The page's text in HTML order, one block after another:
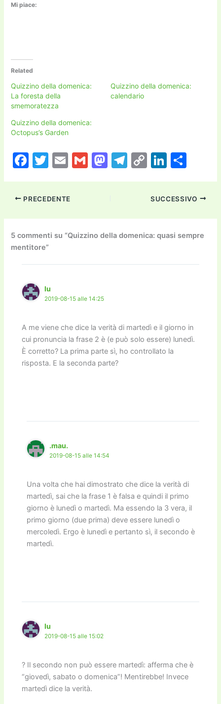
Mi piace:
Related
Quizzino della domenica:
La foresta della
smemoratezza
Quizzino della domenica:
calendario
Quizzino della domenica:
Octopus’s Garden
F
c
e
b
o
o
k
T
itt
er
E
ai
l
G
M
d
o
T
a
m
C
p
y
Li
n
Li
k
e
dI
n
n
di
vi
di
PRECEDENTE SUCCESSIVO
5 commenti su “Quizzino della domenica: quasi sempre
mentitore”
lu
2019-08-15 alle 14:25
A me viene che dice la verità di martedì e il giorno in
cui pronuncia la frase 2 è (e può solo essere) lunedì.
È corretto? La prima parte sì, ho controllato la
risposta. E la seconda parte?
.mau.
2019-08-15 alle 14:54
Una volta che hai dimostrato che dice la verità di
martedì, sai che la frase 1 è falsa e quindi il primo
giorno è lunedì o martedì. Ma essendo la 3 vera, il
primo giorno (due prima) deve essere lunedì o
mercoledì. Ergo è lunedì e pertanto sì, il secondo è
martedì.
lu
2019-08-15 alle 15:02
? Il secondo non può essere martedì: afferma che è
“giovedì, sabato o domenica”! Mentirebbe! Invece
martedì dice la verità.